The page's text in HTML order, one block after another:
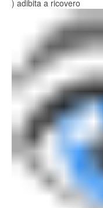
) adibita a ricovero